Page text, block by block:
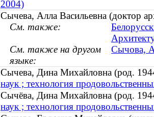
2004)
Сычева, Алла Васильевна (доктор
См. также:
См. также на другом
языке:
Сычова,
Сычева, Дина Михайловна (род.
наук ; технология
Сычёва, Дина Михайловна (род.
наук ; технология